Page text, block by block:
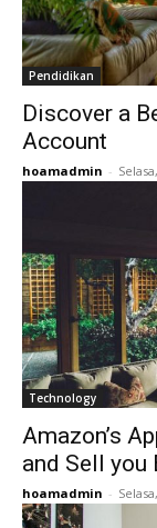
Pendidikan
Discover a
Account
hoamadmin -
Technology
Amazon’s
and Sell you
hoamadmin -